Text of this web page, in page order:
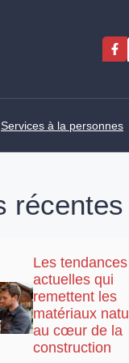
Services à la personnes
récentes
Les tendances
actuelles qui
remettent les
matériaux
au cœur de la
construction